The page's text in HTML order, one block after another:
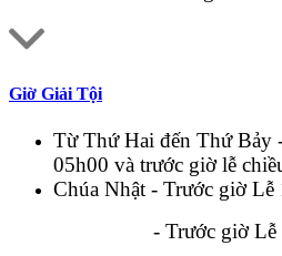
Giờ Giải Tội
Từ Thứ Hai đến Thứ Bảy
05h00 và trước giờ lễ
Chúa Nhật - Trước giờ Lễ
- Trước giờ Lễ 4,